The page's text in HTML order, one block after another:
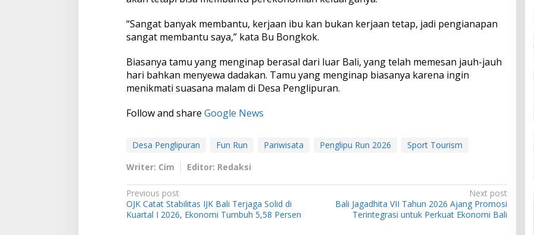
R
n
2
2
6
“Sangat banyak membantu, kerjaan ibu kan bukan kerjaan tetap, jadi pengianapan
sangat membantu saya,” kata Bu Bongkok.
Biasanya tamu yang menginap berasal dari luar Bali, yang telah memesan jauh-jauh
hari bahkan menyewa dadakan. Tamu yang menginap biasanya karena ingin
menikmati suasana malam di Desa Penglipuran.
Follow and share Google News
Desa Penglipuran Fun Run Pariwisata Penglipu Run 2026
Sport Tourism
Writer: Cim
Editor: Redaksi
P
o
Previous post
OJK Catat Stabilitas IJK Bali Terjaga Solid di
Kuartal I 2026, Ekonomi Tumbuh 5,58 Persen
Next post
Bali Jagadhita VII Tahun 2026 Ajang Promosi
Terintegrasi untuk Perkuat Ekonomi Bali